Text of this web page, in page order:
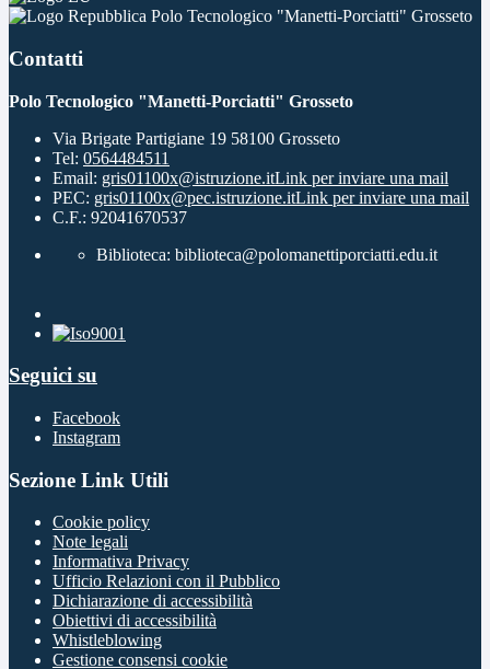
Polo Tecnologico "Manetti-Porciatti" Grosseto
Contatti
Polo Tecnologico "Manetti-Porciatti" Grosseto
Via Brigate Partigiane 19 58100 Grosseto
Tel: 0564484511
Email: gris01100x@istruzione.itLink per inviare una mail
PEC: gris01100x@pec.istruzione.itLink per inviare una mail
C.F.: 92041670537
Biblioteca: biblioteca@polomanettiporciatti.edu.it
Seguici su
Facebook
Instagram
Sezione Link Utili
Cookie policy
Note legali
Informativa Privacy
Ufficio Relazioni con il Pubblico
Dichiarazione di accessibilità
Obiettivi di accessibilità
Whistleblowing
Gestione consensi cookie